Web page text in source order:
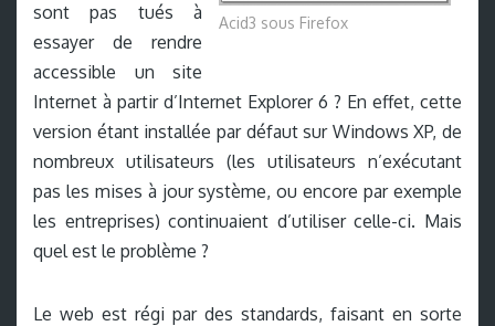
Acid3 sous Firefox
sont pas tués à
essayer de rendre
accessible un site
Internet à partir d’Internet Explorer 6 ? En effet, cette
version étant installée par défaut sur Windows XP, de
nombreux utilisateurs (les utilisateurs n’exécutant
pas les mises à jour système, ou encore par exemple
les entreprises) continuaient d’utiliser celle-ci. Mais
quel est le problème ?
Le web est régi par des standards, faisant en sorte